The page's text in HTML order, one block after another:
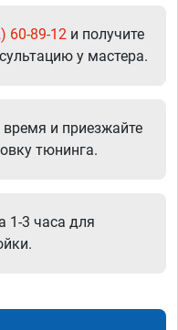
60-89-12 и получите
у мастера.
и приезжайте
тюнинга.
1-3 часа для